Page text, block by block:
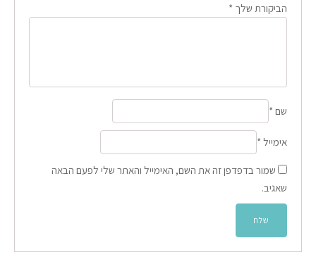
הביקורת שלך *
שם *
אימייל *
שמור בדפדפן זה את השם, האימייל והאתר שלי לפעם הבאה
שאגיב.